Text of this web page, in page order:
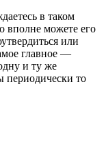
в таком
вполне можете его
или
главное —
и ту же
периодически то